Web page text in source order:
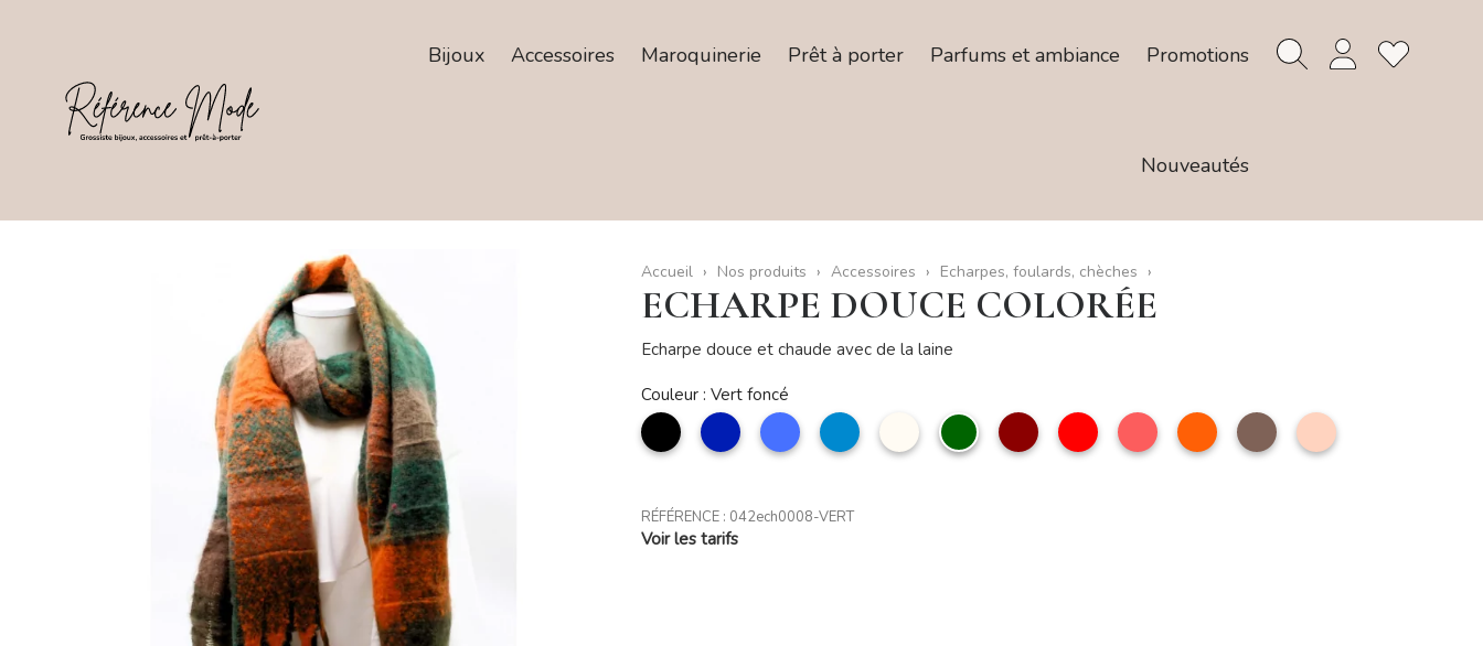
Bijoux Accessoires Maroquinerie Prêt à porter Parfums et ambiance Promotions
Nouveautés
Accueil Nos produits Accessoires Echarpes, foulards, chèches
ECHARPE DOUCE COLORÉE
Echarpe douce et chaude avec de la laine
Couleur : Vert foncé
noir marine Bleu
bleu
jean
Beige
Vert
foncé
Rouge
foncé
Rouge NacaratOrange taupe nude
RÉFÉRENCE : 042ech0008-VERT
Voir les tarifs